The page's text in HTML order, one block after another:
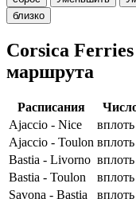
близко
Corsica
маршрута
Расписания
Ajaccio - Nice
Ajaccio - Toulon
Bastia - Livorno
Bastia - Toulon
Savona - Bastia